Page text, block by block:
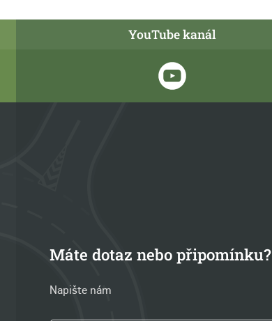
YouTube kanál
Máte dotaz nebo připomínku?
Napište nám